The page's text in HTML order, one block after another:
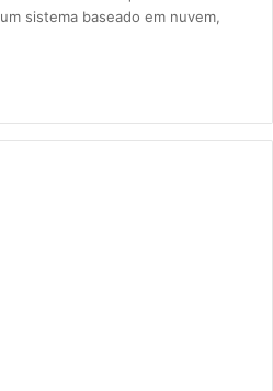
sistema baseado em nuvem,